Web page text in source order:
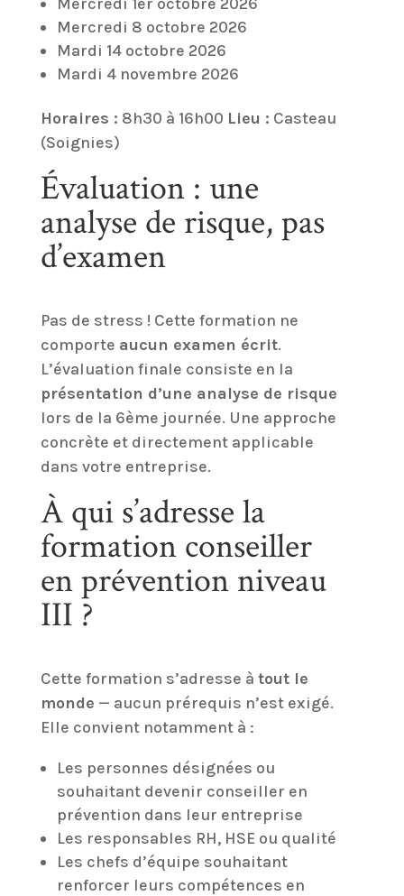
Mercredi 8 octobre 2026
Mardi 14 octobre 2026
Mardi 4 novembre 2026
Horaires : 8h30 à 16h00 Lieu : Casteau
(Soignies)
Évaluation : une
analyse de risque, pas
d’examen
Pas de stress ! Cette formation ne
comporte aucun examen écrit.
L’évaluation finale consiste en la
présentation d’une analyse de risque
lors de la 6ème journée. Une approche
concrète et directement applicable
dans votre entreprise.
À qui s’adresse la
formation conseiller
en prévention niveau
III ?
Cette formation s’adresse à tout le
monde — aucun prérequis n’est exigé.
Elle convient notamment à :
Les personnes désignées ou
souhaitant devenir conseiller en
prévention dans leur entreprise
Les responsables RH, HSE ou qualité
Les chefs d’équipe souhaitant
renforcer leurs compétences en